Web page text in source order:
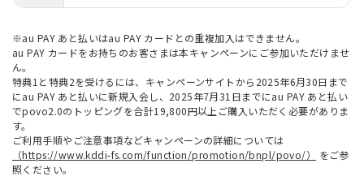
※au PAY あと払いはau PAY カードとの重複加入はできません。
au PAY カードをお持ちのお客さまは本キャンペーンにご参加いただけませ
ん。
特典1と特典2を受けるには、キャンペーンサイトから2025年6月30日まで
にau PAY あと払いに新規入会し、2025年7月31日までにau PAY あと払い
でpovo2.0のトッピングを合計19,800円以上ご購入いただく必要がありま
す。
ご利用手順やご注意事項などキャンペーンの詳細については
（https://www.kddi-fs.com/function/promotion/bnpl/povo/）
をご参
照ください。